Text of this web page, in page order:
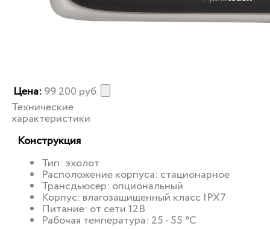
Цена:99 200 руб.
Технические
характеристики
Конструкция
Тип: эхолот
Расположение корпуса: стационарное
Трансдьюсер: опциональный
Корпус: влагозащищенный класс IPX7
Питание: от сети 12В
Рабочая температура: 25 - 55 °C